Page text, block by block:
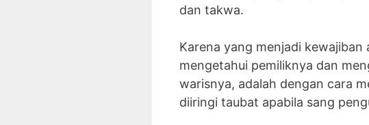
dan takwa.
Karena yang menjadi
mengetahui pemiliknya dan
warisnya, adalah dengan cara
diiringi taubat apabila sang